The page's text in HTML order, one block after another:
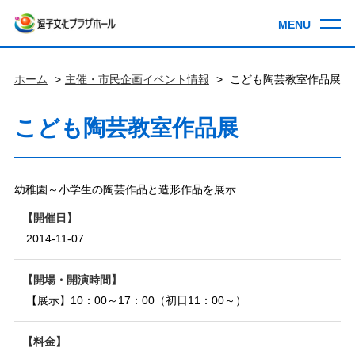
ホーム 主催・市民企画イベント情報 こども陶芸教室作品展
こども陶芸教室作品展
幼稚園～小学生の陶芸作品と造形作品を展示
開催日
2014-11-07
開場・開演時間
【展示】10：00～17：00（初日11：00～）
料金